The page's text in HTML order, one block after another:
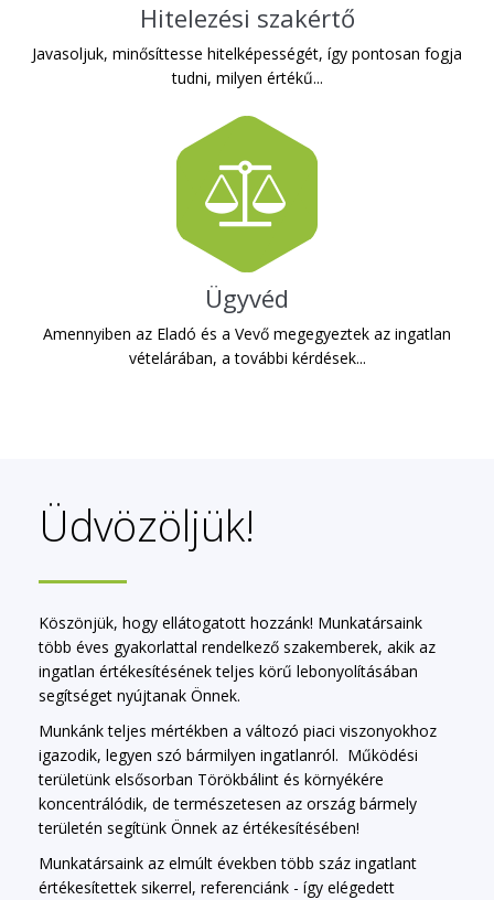
Hitelezési szakértő
Javasoljuk, minősíttesse hitelképességét, így pontosan fogja
tudni, milyen értékű...
Ügyvéd
Amennyiben az Eladó és a Vevő megegyeztek az ingatlan
vételárában, a további kérdések...
Üdvözöljük!
Köszönjük, hogy ellátogatott hozzánk! Munkatársaink
több éves gyakorlattal rendelkező szakemberek, akik az
ingatlan értékesítésének teljes körű lebonyolításában
segítséget nyújtanak Önnek.
Munkánk teljes mértékben a változó piaci viszonyokhoz
igazodik, legyen szó bármilyen ingatlanról. Működési
területünk elsősorban Törökbálint és környékére
koncentrálódik, de természetesen az ország bármely
területén segítünk Önnek az értékesítésében!
Munkatársaink az elmúlt években több száz ingatlant
értékesítettek sikerrel, referenciánk - így elégedett